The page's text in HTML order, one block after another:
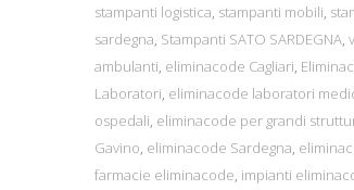
stampanti logistica, stampanti mobili,
sardegna, Stampanti SATO SARDEGNA,
ambulanti, eliminacode Cagliari,
Laboratori, eliminacode laboratori
ospedali, eliminacode per grandi
Gavino, eliminacode Sardegna,
farmacie eliminacode, impianti